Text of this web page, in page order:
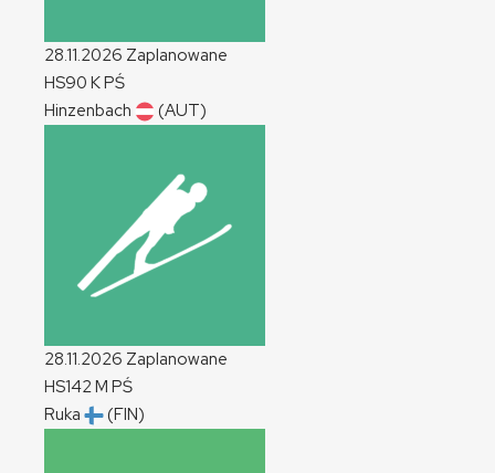
28.11.2026 Zaplanowane
HS90 KPŚ
Hinzenbach
(AUT)
28.11.2026 Zaplanowane
HS142M PŚ
Ruka
(FIN)